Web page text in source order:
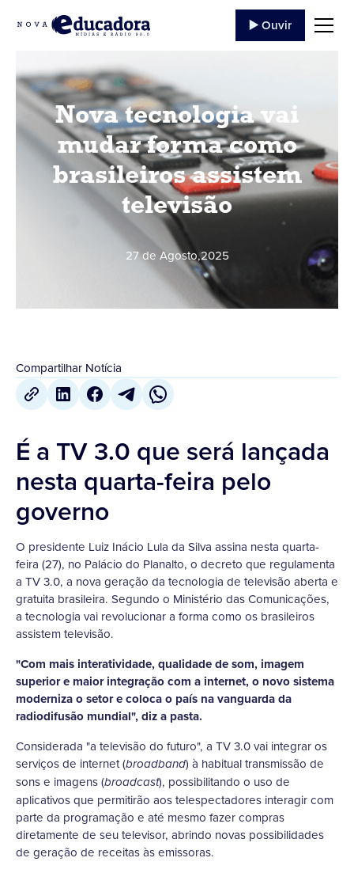
▶️ Ouvir
Nova tecnologia vai
mudar forma como
brasileiros assistem
televisão
27 de Agosto,2025
Compartilhar Notícia
É a TV 3.0 que será lançada
nesta quarta-feira pelo
governo
O presidente Luiz Inácio Lula da Silva assina nesta quarta-
feira (27), no Palácio do Planalto, o decreto que regulamenta
a TV 3.0, a nova geração da tecnologia de televisão aberta e
gratuita brasileira. Segundo o Ministério das Comunicações,
a tecnologia vai revolucionar a forma como os brasileiros
assistem televisão.
"Com mais interatividade, qualidade de som, imagem
superior e maior integração com a internet, o novo sistema
moderniza o setor e coloca o país na vanguarda da
radiodifusão mundial", diz a pasta.
Considerada "a televisão do futuro", a TV 3.0 vai integrar os
serviços de internet (broadband) à habitual transmissão de
sons e imagens (broadcast), possibilitando o uso de
aplicativos que permitirão aos telespectadores interagir com
parte da programação e até mesmo fazer compras
diretamente de seu televisor, abrindo novas possibilidades
de geração de receitas às emissoras.